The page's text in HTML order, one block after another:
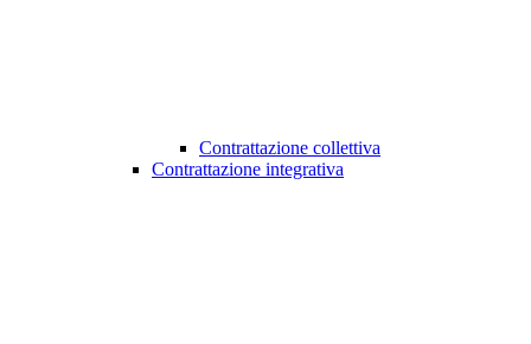
Contrattazione collettiva
Contrattazione integrativa